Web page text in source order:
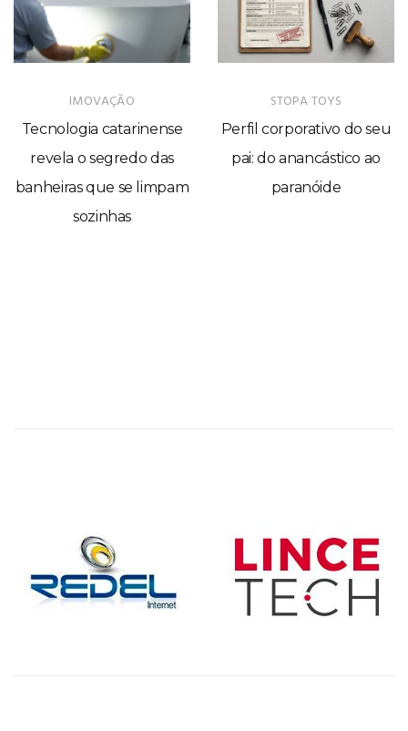
IMOVAÇÃO
Tecnologia catarinense
revela o segredo das
banheiras que se limpam
sozinhas
STOPA TOYS
Perfil corporativo do seu
pai: do anancástico ao
paranóide